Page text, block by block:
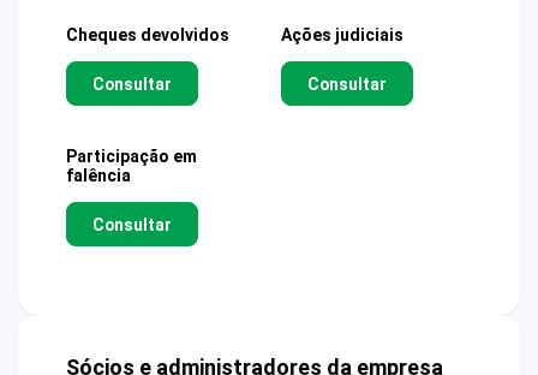
Cheques devolvidos
Consultar
Ações judiciais
Consultar
Participação em
falência
Consultar
Sócios e administradores da empresa